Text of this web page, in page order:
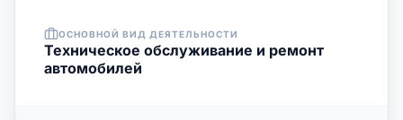
ОСНОВНОЙ ВИД ДЕЯТЕЛЬНОСТИ
Техническое обслуживание и ремонт
автомобилей